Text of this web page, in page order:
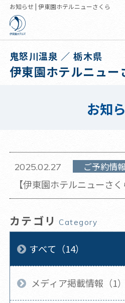
お知らせ | 伊東園ホテルニューさくら
鬼怒川温泉 ／ 栃木県
伊東園ホテルニュー
お知
2025.02.27 ご予約情報
【伊東園ホテルニューさ
降ご宿泊分 料金改定のお
カテゴリ Category
すべて（14）
メディア掲載情報（1）